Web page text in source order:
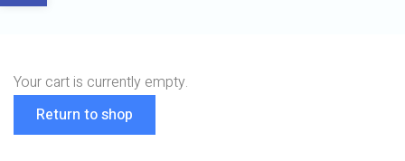
Your cart is currently empty.
Return to shop